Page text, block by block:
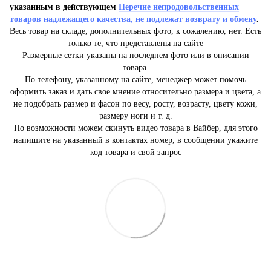
указанным в действующем Перечне непродовольственных
товаров надлежащего качества, не подлежат возврату и обмену.
Весь товар на складе, дополнительных фото, к сожалению, нет. Есть
только те, что представлены на сайте
Размерные сетки указаны на последнем фото или в описании
товара.
По телефону, указанному на сайте, менеджер может помочь
оформить заказ и дать свое мнение относительно размера и цвета, а
не подобрать размер и фасон по весу, росту, возрасту, цвету кожи,
размеру ноги и т. д.
По возможности можем скинуть видео товара в Вайбер, для этого
напишите на указанный в контактах номер, в сообщении укажите
код товара и свой запрос